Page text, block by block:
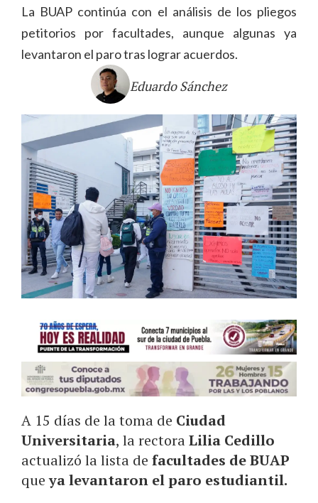
La BUAP continúa con el análisis de los pliegos
petitorios por facultades, aunque algunas ya
levantaron el paro tras lograr acuerdos.
Eduardo Sánchez
A 15 días de la toma de Ciudad
Universitaria, la rectoraLilia Cedillo
actualizó la lista de facultades de BUAP
queya levantaron el paro estudiantil.